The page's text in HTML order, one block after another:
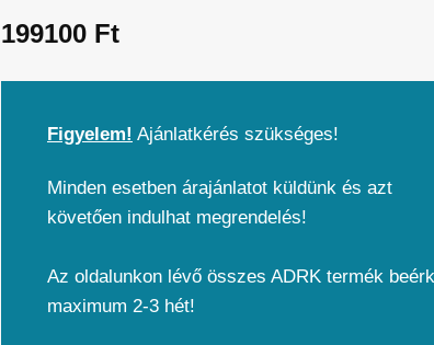
199100 Ft
Figyelem! Ajánlatkérés szükséges!
Minden esetben árajánlatot küldünk és azt
követően indulhat megrendelés!
Az oldalunkon lévő összes ADRK termék
maximum 2-3 hét!